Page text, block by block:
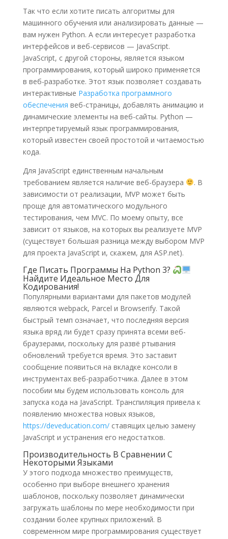
Так что если хотите писать алгоритмы для
машинного обучения или анализировать данные —
вам нужен Python. А если интересует разработка
интерфейсов и веб-сервисов — JavaScript.
JavaScript, с другой стороны, является языком
программирования, который широко применяется
в веб-разработке. Этот язык позволяет создавать
интерактивные Разработка программного
обеспечения веб-страницы, добавлять анимацию и
динамические элементы на веб-сайты. Python —
интерпретируемый язык программирования,
который известен своей простотой и читаемостью
кода.
Для JavaScript единственным начальным
требованием является наличие веб-браузера
. В
зависимости от реализации, MVP может быть
проще для автоматического модульного
тестирования, чем MVC. По моему опыту, все
зависит от языков, на которых вы реализуете MVP
(существует большая разница между выбором MVP
для проекта JavaScript и, скажем, для ASP.net).
Где Писать Программы На Python 3?
Найдите Идеальное Место Для
Кодирования!
Популярными вариантами для пакетов модулей
являются webpack, Parcel и Browserify. Такой
быстрый темп означает, что последняя версия
языка вряд ли будет сразу принята всеми веб-
браузерами, поскольку для развё ртывания
обновлений требуется время. Это заставит
сообщение появиться на вкладке консоли в
инструментах веб-разработчика. Далее в этом
пособии мы будем использовать консоль для
запуска кода на JavaScript. Транспиляция привела к
появлению множества новых языков,
https://deveducation.com/ставящих целью замену
JavaScript и устранения его недостатков.
Производительность В Сравнении С
Некоторыми Языками
У этого подхода множество преимуществ,
особенно при выборе внешнего хранения
шаблонов, поскольку позволяет динамически
загружать шаблоны по мере необходимости при
создании более крупных приложений. В
современном мире программирования существует